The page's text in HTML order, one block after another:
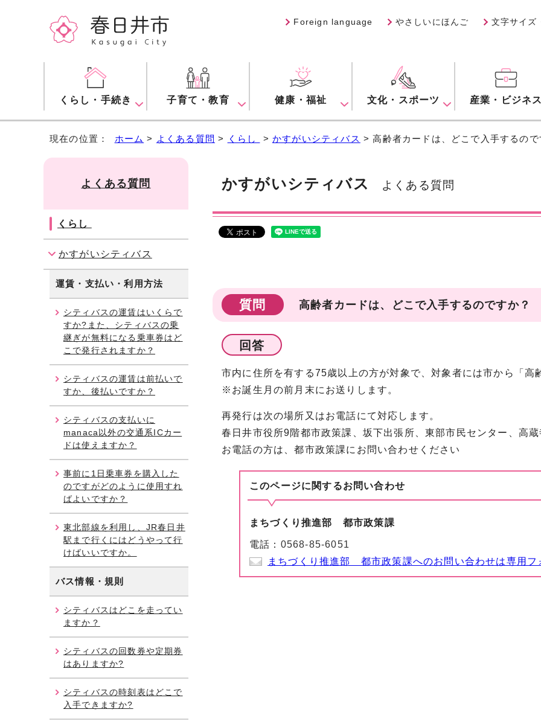
Foreign language やさしいにほんご 文字サイズ
くらし・手続き 子育て・教育 健康・福祉 文化・スポーツ 産業・ビジネス
現在の位置： ホーム > よくある質問 > くらし >かすがいシティバス > 高齢者カードは、どこで入手するので
かすがいシティバス よくある質問
質問 高齢者カードは、どこで入手するのですか？
回答
市内に住所を有する75歳以上の方が対象で、対象者には市から「高
※お誕生月の前月末にお送りします。
再発行は次の場所又はお電話にて対応します。
春日井市役所9階都市政策課、坂下出張所、東部市民センター、高
お電話の方は、都市政策課にお問い合わせください
このページに関するお問い合わせ
まちづくり推進部 都市政策課
電話： 0568-85-6051
まちづくり推進部 都市政策課へのお問い合わせは専用フ
よくある質問
くらし
かすがいシティバス
運賃・支払い・利用方法
シティバスの運賃はいくらで
すか?また、シティバスの乗
継ぎが無料になる乗車券はど
こで発行されますか？
シティバスの運賃は前払いで
すか、後払いですか？
シティバスの支払いに
manaca以外の交通系ICカー
ドは使えますか？
事前に1日乗車券を購入した
のですがどのように使用すれ
ばよいですか？
東北部線を利用し、JR春日井
駅まで行くにはどうやって行
けばいいですか。
バス情報・規則
シティバスはどこを走ってい
ますか？
シティバスの回数券や定期券
はありますか?
シティバスの時刻表はどこで
入手できますか?